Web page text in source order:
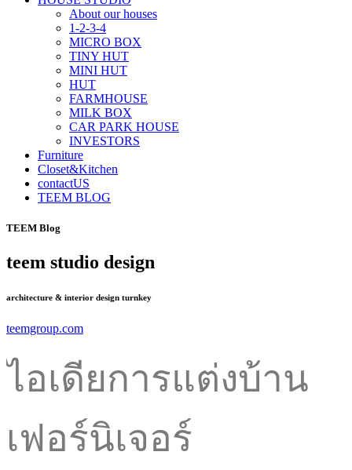
About our houses
1-2-3-4
MICRO BOX
TINY HUT
MINI HUT
HUT
FARMHOUSE
MILK BOX
CAR PARK HOUSE
INVESTORS
Furniture
Closet&Kitchen
contactUS
TEEM BLOG
TEEM Blog
teem studio design
architecture & interior design turnkey
teemgroup.com
ไอเดียการแต่งบ้าน
เฟอร์นิเจอร์